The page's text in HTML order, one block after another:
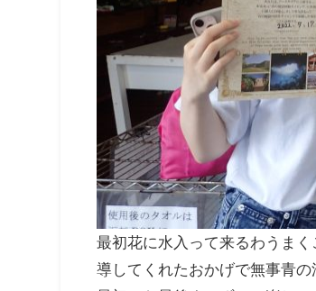
最初花に水入って来るわうま
導してくれたおかげで無事青